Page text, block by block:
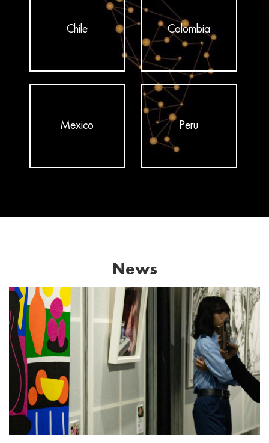
Chile Colombia
Mexico Peru
News